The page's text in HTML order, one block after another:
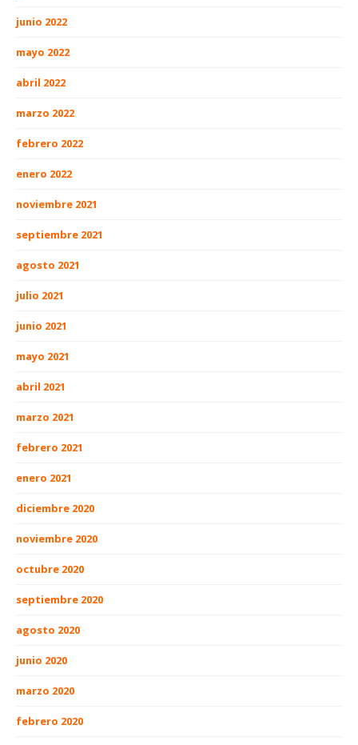
junio 2022
mayo 2022
abril 2022
marzo 2022
febrero 2022
enero 2022
noviembre 2021
septiembre 2021
agosto 2021
julio 2021
junio 2021
mayo 2021
abril 2021
marzo 2021
febrero 2021
enero 2021
diciembre 2020
noviembre 2020
octubre 2020
septiembre 2020
agosto 2020
junio 2020
marzo 2020
febrero 2020